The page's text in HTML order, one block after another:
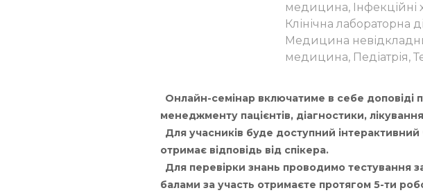
медицина, Інфекційні
Клінічна лабораторна
Медицина
медицина, Педіатрія,
Онлайн-семінар включатиме в себе доповіді
менеджменту пацієнтів, діагностики,
Для учасників буде доступний
отримає відповідь від спікера.
Для перевірки знань проводимо тестування
балами за участь отримаєте протягом 5-ти